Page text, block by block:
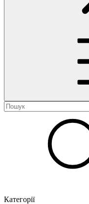
Категорії